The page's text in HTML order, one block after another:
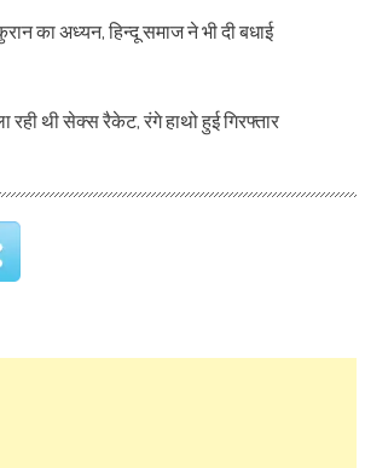
का अध्यन, हिन्दू समाज ने भी दी बधाई
रही थी सेक्स रैकेट, रंगे हाथो हुई गिरफ्तार